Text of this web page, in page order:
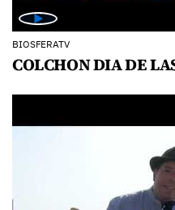
BIOSFERATV
COLCHON DIA DE